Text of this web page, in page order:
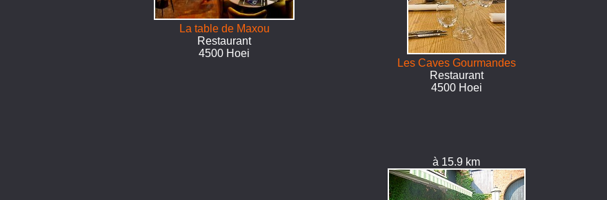
La table de Maxou
Restaurant
4500 Hoei
Les Caves Gourmandes
Restaurant
4500 Hoei
à 15.9 km